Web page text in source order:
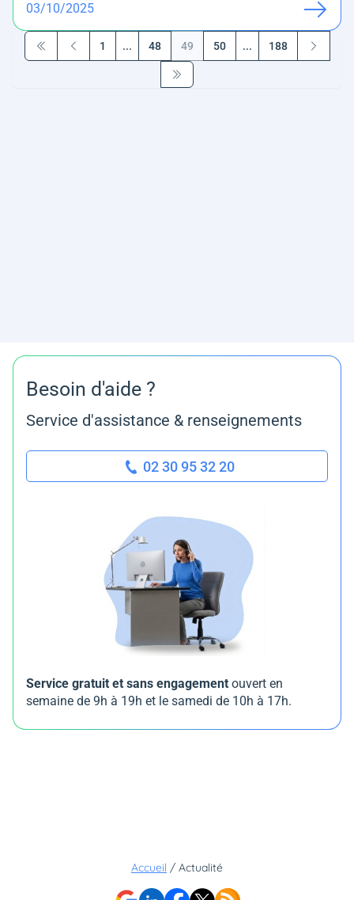
03/10/2025
Première page
Précédent
1 ... 48 49 50 ... 188
Suivant
Dernière page
Besoin d'aide ?
Service d'assistance & renseignements
02 30 95 32 20
Service gratuit et sans engagement ouvert en
semaine de 9h à 19h et le samedi de 10h à 17h.
Accueil / Actualité